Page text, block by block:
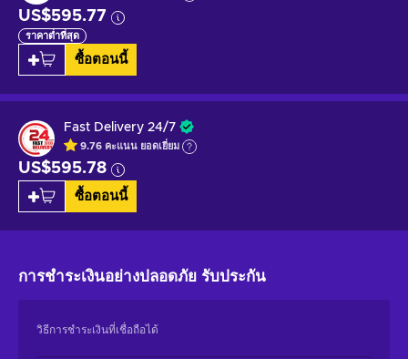
US$595.77
ราคาต่ำที่สุด
ซื้อตอนนี้
Fast Delivery 24/7
9.76 คะแนน ยอดเยี่ยม
US$595.78
ซื้อตอนนี้
การชำระเงินอย่างปลอดภัย รับประกัน
วิธีการชำระเงินที่เชื่อถือได้